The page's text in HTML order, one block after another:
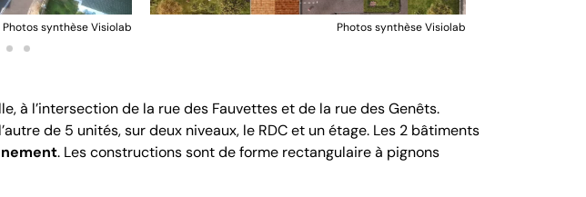
Photos synthèse Visiolab Photos synthèse Visiolab
à l’intersection de la rue des Fauvettes et de la rue des Genêts.
de 5 unités, sur deux niveaux, le RDC et un étage. Les 2 bâtiments
. Les constructions sont de forme rectangulaire à pignons